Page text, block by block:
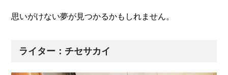
思いがけない夢が見つかるかもしれません。
ライター：チセサカイ